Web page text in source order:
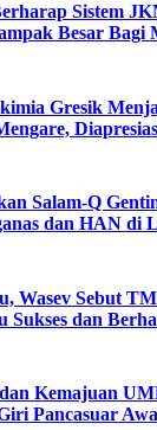
Sistem
Besar Bagi
Gresik
Salam-Q
dan HAN di
Wasev Sebut
Sukses dan
Kemajuan
Pancasuar